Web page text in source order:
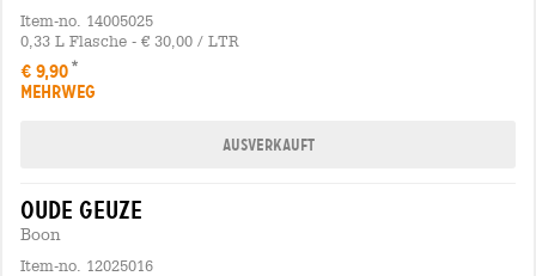
Item-no. 14005025
0,33 L Flasche - € 30,00 / LTR
€ 9,90
MEHRWEG
Ausverkauft
oude geuze
Boon
Item-no. 12025016